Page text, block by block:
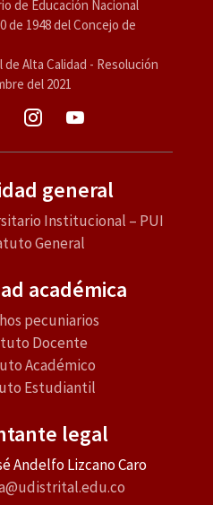
de Educación Nacional
de 1948 del Concejo de
Alta Calidad - Resolución
del 2021
general
Institucional – PUI
General
académica
pecuniarios
Docente
Académico
Estudiantil
legal
Andelfo Lizcano Caro